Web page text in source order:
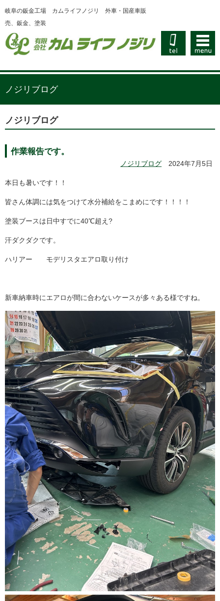
岐阜の鈑金工場 カムライフノジリ 外車・国産車販
売、鈑金、塗装
ノジリブログ
ノジリブログ
作業報告です。
ノジリブログ 2024年7月5日
本日も暑いです！！
皆さん体調には気をつけて水分補給をこまめにです！！！！
塗装ブースは日中すでに40℃超え?
汗ダクダクです。
ハリアー モデリスタエアロ取り付け
新車納車時にエアロが間に合わないケースが多々ある様ですね。